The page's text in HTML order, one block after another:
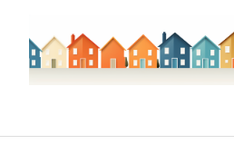
contenu